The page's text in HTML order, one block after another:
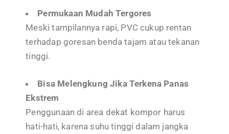
Permukaan Mudah Tergores
Meski tampilannya rapi, PVC cukup rentan
terhadap goresan benda tajam atau tekanan
tinggi.
Bisa Melengkung Jika Terkena Panas
Ekstrem
Penggunaan di area dekat kompor harus
hati-hati, karena suhu tinggi dalam jangka